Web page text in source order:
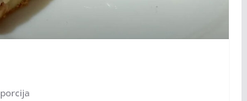
porcija